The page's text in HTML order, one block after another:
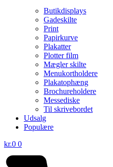
Butikdisplays
Gadeskilte
Print
Papirkurve
Plakatter
Plotter film
Mægler skilte
Menukortholdere
Plakatophæng
Brochureholdere
Messediske
Til skrivebordet
Udsalg
Populære
kr.0 0